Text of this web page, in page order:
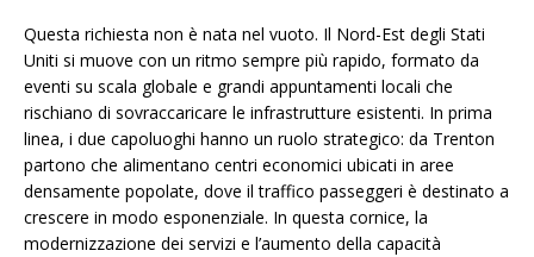
Questa richiesta non è nata nel vuoto. Il Nord-Est degli Stati
Uniti si muove con un ritmo sempre più rapido, formato da
eventi su scala globale e grandi appuntamenti locali che
rischiano di sovraccaricare le infrastrutture esistenti. In prima
linea, i due capoluoghi hanno un ruolo strategico: da Trenton
partono che alimentano centri economici ubicati in aree
densamente popolate, dove il traffico passeggeri è destinato a
crescere in modo esponenziale. In questa cornice, la
modernizzazione dei servizi e l’aumento della capacità